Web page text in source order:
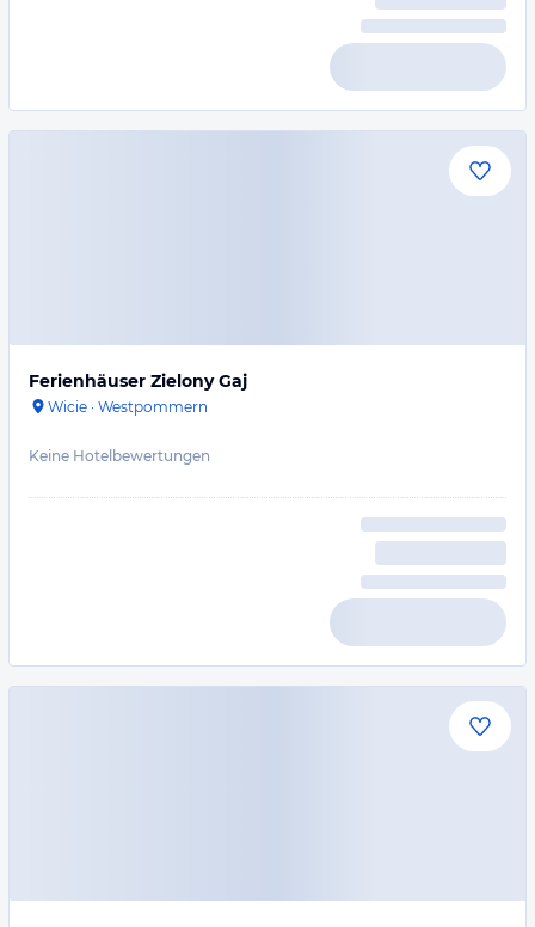
Ferienhäuser Zielony Gaj
Wicie · Westpommern
Keine Hotelbewertungen